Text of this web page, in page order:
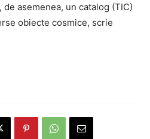
de asemenea, un catalog (TIC)
obiecte cosmice, scrie